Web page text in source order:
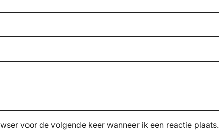
voor de volgende keer wanneer ik een reactie plaats.